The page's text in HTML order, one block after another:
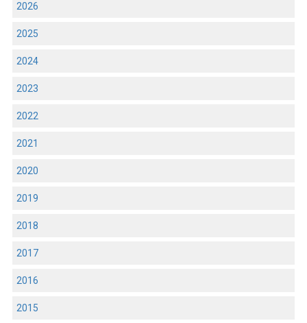
2026
2025
2024
2023
2022
2021
2020
2019
2018
2017
2016
2015